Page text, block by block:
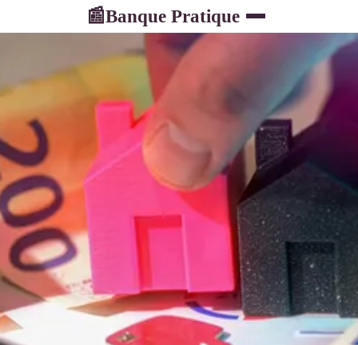
📰Banque Pratique